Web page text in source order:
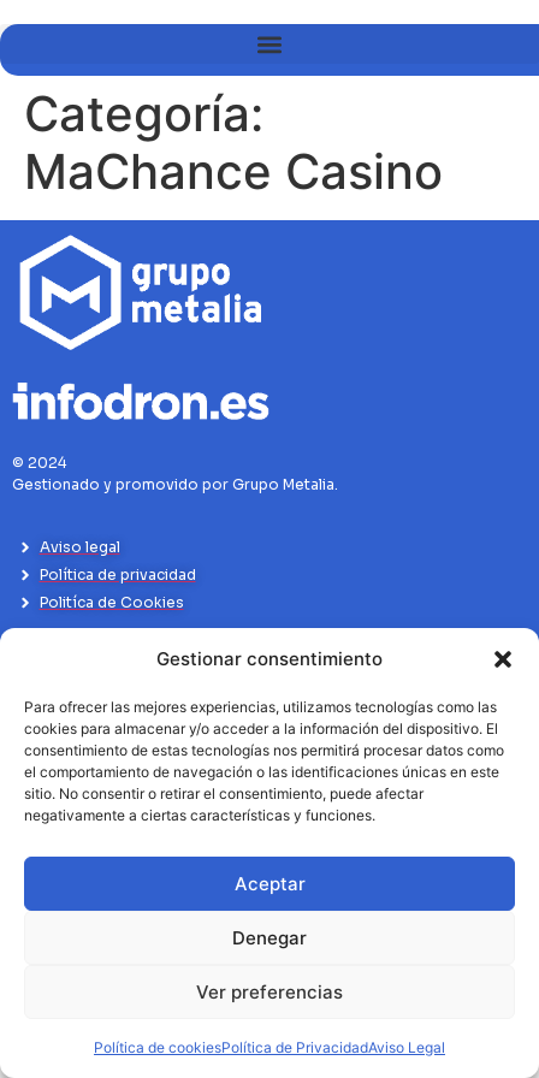
Gestionar consentimiento
Para ofrecer las mejores experiencias, utilizamos tecnologías como las
cookies para almacenar y/o acceder a la información del dispositivo. El
consentimiento de estas tecnologías nos permitirá procesar datos como
el comportamiento de navegación o las identificaciones únicas en este
sitio. No consentir o retirar el consentimiento, puede afectar
negativamente a ciertas características y funciones.
Aceptar
Denegar
Ver preferencias
Política de cookiesPolítica de PrivacidadAviso Legal
Categoría:
MaChance Casino
© 2024
Gestionado y promovido por Grupo Metalia.
Aviso legal
Política de privacidad
Politíca de Cookies